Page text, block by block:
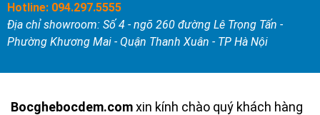
Hotline: 094.297.5555
Địa chỉ showroom: Số 4 - ngõ 260 đường Lê Trọng Tấn -
Phường Khương Mai - Quận Thanh Xuân - TP Hà Nội
Bocghebocdem.comxin kính chào quý khách hàng